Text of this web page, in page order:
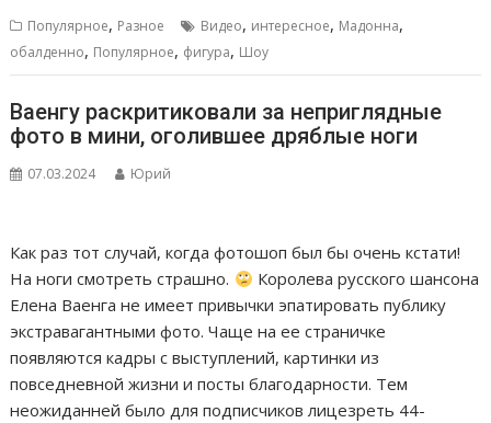
Популярное, Разное Видео, интересное, Мадонна,
обалденно, Популярное, фигура, Шоу
Ваенгу раскритиковали за неприглядные
фото в мини, оголившее дряблые ноги
07.03.2024 Юрий
Как раз тот случай, когда фотошоп был бы очень кстати!
На ноги смотреть страшно.
Королева русского шансона
Елена Ваенга не имеет привычки эпатировать публику
экстравагантными фото. Чаще на ее страничке
появляются кадры с выступлений, картинки из
повседневной жизни и посты благодарности. Тем
неожиданней было для подписчиков лицезреть 44-